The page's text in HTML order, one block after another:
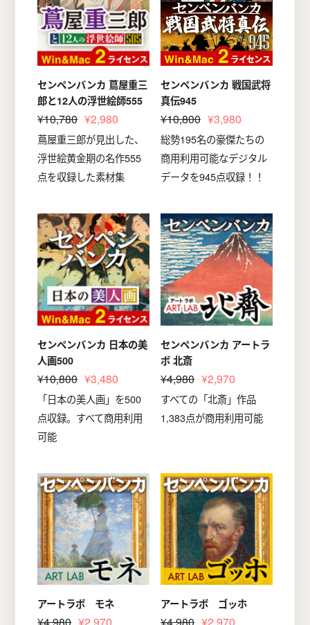
センペンバンカ 蔦屋重三
郎と12人の浮世絵師555
¥10,780 ¥2,980
蔦屋重三郎が見出した、
浮世絵黄金期の名作555
点を収録した素材集
センペンバンカ 戦国武将
真伝945
¥10,800 ¥3,980
総勢195名の豪傑たちの
商用利用可能なデジタル
データを945点収録！！
センペンバンカ 日本の美
人画500
¥10,800 ¥3,480
「日本の美人画」を500
点収録。すべて商用利用
可能
センペンバンカ アートラ
ボ 北斎
¥4,980 ¥2,970
すべての「北斎」作品
1,383点が商用利用可能
アートラボ モネ アートラボ ゴッホ